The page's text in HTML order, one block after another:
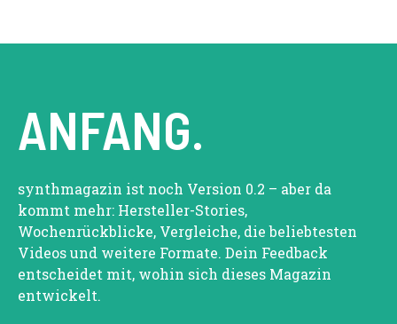
ANFANG.
synthmagazin ist noch Version 0.2 – aber da
kommt mehr: Hersteller-Stories,
Wochenrückblicke, Vergleiche, die beliebtesten
Videos und weitere Formate. Dein Feedback
entscheidet mit, wohin sich dieses Magazin
entwickelt.